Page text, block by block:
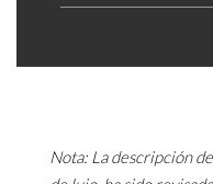
Nota: La descripción